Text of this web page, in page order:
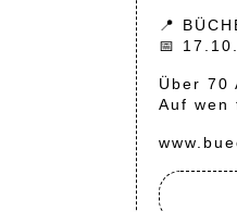
📍
📅
Über 70
Auf wen